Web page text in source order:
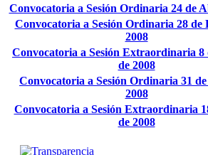
Convocatoria a Sesión Ordinaria 24 de
Convocatoria a Sesión Ordinaria 28 de
2008
Convocatoria a Sesión Extraordinaria 8
de 2008
Convocatoria a Sesión Ordinaria 31
2008
Convocatoria a Sesión Extraordinaria
de 2008